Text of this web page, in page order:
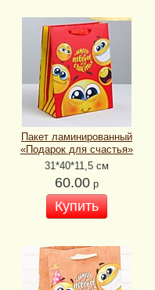
Пакет ламинированный
«Подарок для счастья»
31*40*11,5 см
60.00 р
Купить